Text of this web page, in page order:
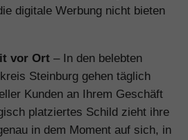
digitale Werbung nicht bieten
vor Ort – In den belebten
Steinburg gehen täglich
Kunden an Ihrem Geschäft
platziertes Schild zieht ihre
in dem Moment auf sich, in